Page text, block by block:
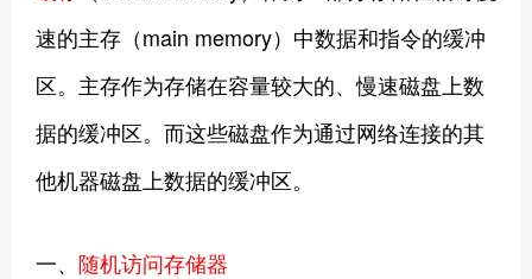
速的主存（main memory）中数据和指令的缓冲
区。主存作为存储在容量较大的、慢速磁盘上数
据的缓冲区。而这些磁盘作为通过网络连接的其
他机器磁盘上数据的缓冲区。
一、 随机访问存储器